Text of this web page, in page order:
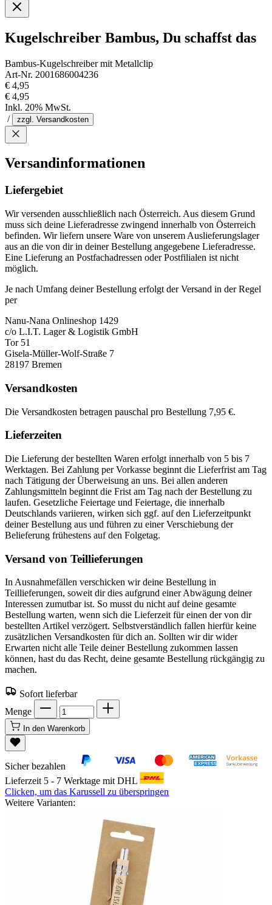
Kugelschreiber Bambus, Du schaffst das
Bambus-Kugelschreiber mit Metallclip
Art-Nr. 2001686004236
€ 4,95
€ 4,95
Inkl. 20% MwSt.
/
zzgl. Versandkosten
Versandinformationen
Liefergebiet
Wir versenden ausschließlich nach Österreich. Aus diesem Grund
muss sich deine Lieferadresse zwingend innerhalb von Österreich
befinden. Wir liefern unsere Ware von unserem Auslieferungslager
aus an die von dir in deiner Bestellung angegebene Lieferadresse.
Eine Lieferung an Postfachadressen oder Postfilialen ist nicht
möglich.
Je nach Umfang deiner Bestellung erfolgt der Versand in der Regel
per
Nanu-Nana Onlineshop 1429
c/o L.I.T. Lager & Logistik GmbH
Tor 51
Gisela-Müller-Wolf-Straße 7
28197 Bremen
Versandkosten
Die Versandkosten betragen pauschal pro Bestellung 7,95 €.
Lieferzeiten
Die Lieferung der bestellten Waren erfolgt innerhalb von 5 bis 7
Werktagen. Bei Zahlung per Vorkasse beginnt die Lieferfrist am Tag
nach Tätigung der Überweisung an uns. Bei allen anderen
Zahlungsmitteln beginnt die Frist am Tag nach der Bestellung zu
laufen. Gesetzliche Feiertage und Feiertage, die innerhalb
Deutschlands variieren, wirken sich ggf. auf den Lieferzeitpunkt
deiner Bestellung aus und führen zu einer Verschiebung der
Belieferung frühestens auf den Folgetag.
Versand von Teillieferungen
In Ausnahmefällen verschicken wir deine Bestellung in
Teillieferungen, soweit dir dies aufgrund einer Abwägung deiner
Interessen zumutbar ist. So musst du nicht auf deine gesamte
Bestellung warten, wenn sich die Lieferzeit für einen der von dir
bestellten Artikel verzögert. Selbstverständlich fallen hierfür keine
zusätzlichen Versandkosten für dich an. Sollten wir dir wider
Erwarten nicht alle Teile deiner Bestellung zukommen lassen
können, hast du das Recht, deine gesamte Bestellung rückgängig zu
machen.
Sofort lieferbar
Menge
In den Warenkorb
Sicher bezahlen
Lieferzeit 5 - 7 Werktage mit DHL
Clicken, um das Karussell zu überspringen
Weitere Varianten: